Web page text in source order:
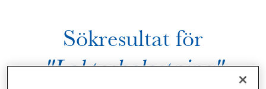
Sökresultat för
"Laktosbelastning"